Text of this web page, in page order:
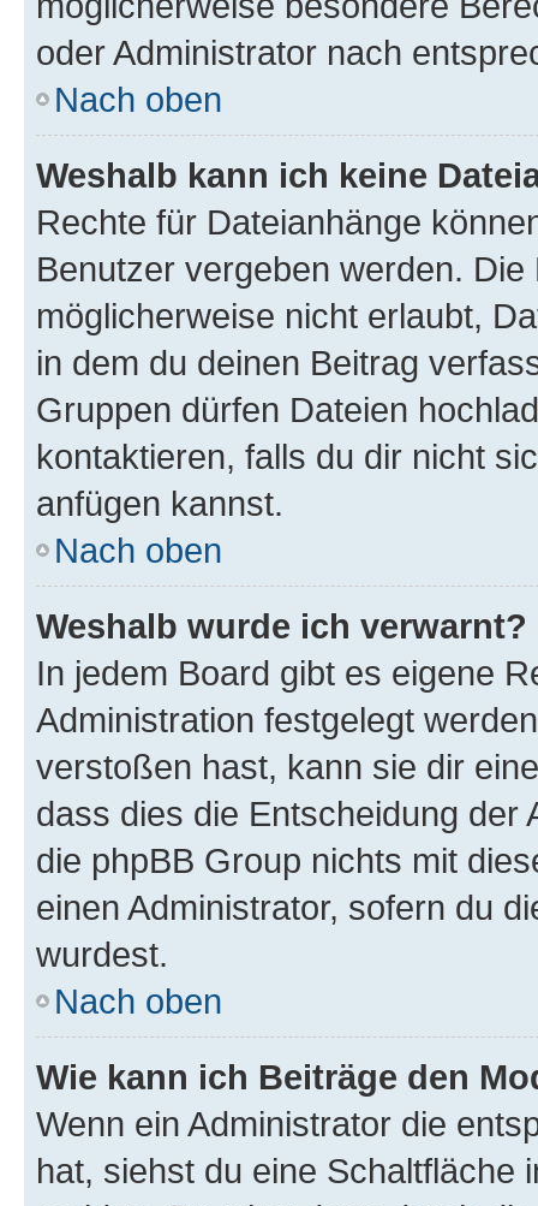
oder Administrator nach
Nach oben
Weshalb kann ich keine
Rechte für Dateianhänge
Benutzer vergeben werden.
möglicherweise nicht erlaubt,
in dem du deinen Beitrag
Gruppen dürfen Dateien
kontaktieren, falls du dir nicht
anfügen kannst.
Nach oben
Weshalb wurde ich verwarnt?
In jedem Board gibt es eigene
Administration festgelegt
verstoßen hast, kann sie dir
dass dies die Entscheidung der
die phpBB Group nichts mit
einen Administrator, sofern du
wurdest.
Nach oben
Wie kann ich Beiträge den
Wenn ein Administrator die
hat, siehst du eine Schaltfläche